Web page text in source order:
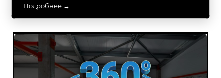
Подробнее